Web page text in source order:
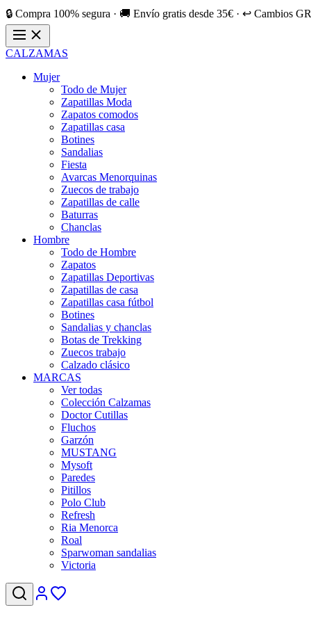
🔒 Compra 100% segura · 🚚 Envío gratis desde 35€ · ↩️ Cambios
CALZAMAS
Mujer
Todo de Mujer
Zapatillas Moda
Zapatos comodos
Zapatillas casa
Botines
Sandalias
Fiesta
Avarcas Menorquinas
Zuecos de trabajo
Zapatillas de calle
Baturras
Chanclas
Hombre
Todo de Hombre
Zapatos
Zapatillas Deportivas
Zapatillas de casa
Zapatillas casa fútbol
Botines
Sandalias y chanclas
Botas de Trekking
Zuecos trabajo
Calzado clásico
MARCAS
Ver todas
Colección Calzamas
Doctor Cutillas
Fluchos
Garzón
MUSTANG
Mysoft
Paredes
Pitillos
Polo Club
Refresh
Ria Menorca
Roal
Sparwoman sandalias
Victoria